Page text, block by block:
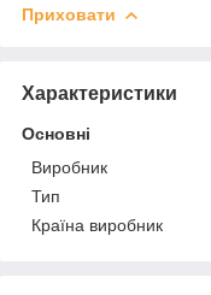
Приховати
Характеристики
Основні
Виробник
Тип
Країна виробник